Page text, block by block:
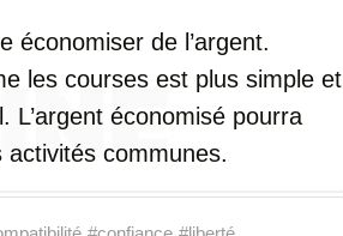
économiser de l’argent.
les courses est plus simple et
L’argent économisé pourra
communes.